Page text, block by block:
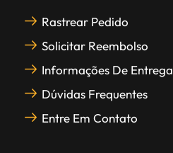
Rastrear Pedido
Solicitar Reembolso
Informações De Entrega
Dúvidas Frequentes
Entre Em Contato